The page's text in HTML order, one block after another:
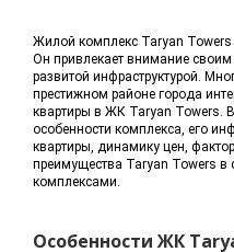
Жилой комплекс Taryan Towers
Он привлекает внимание
развитой инфраструктурой.
престижном районе города
квартиры в ЖК Taryan Towers.
особенности комплекса, его
квартиры, динамику цен,
преимущества Taryan Towers
комплексами.
Особенности ЖК